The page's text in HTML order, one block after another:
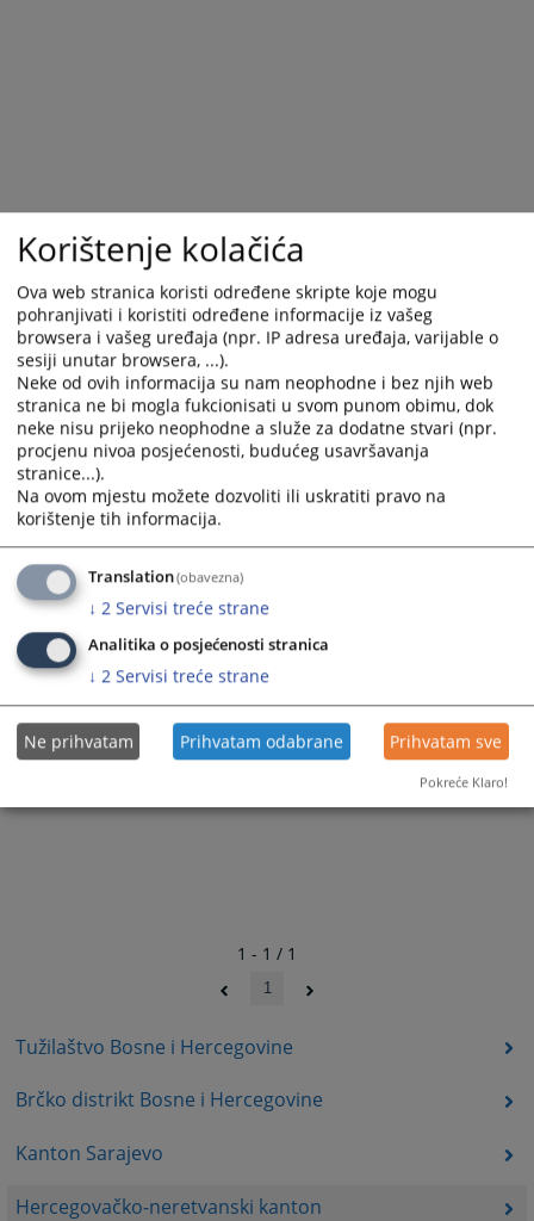
Tužilaštvo Bosne i Hercegovine
Brčko distrikt Bosne i Hercegovine
Kanton Sarajevo
Hercegovačko-neretvanski kanton
1 - 1 / 1
1
Korištenje kolačića
Ova web stranica koristi određene skripte koje mogu
pohranjivati i koristiti određene informacije iz vašeg
browsera i vašeg uređaja (npr. IP adresa uređaja, varijable o
sesiji unutar browsera, ...).
Neke od ovih informacija su nam neophodne i bez njih web
stranica ne bi mogla fukcionisati u svom punom obimu, dok
neke nisu prijeko neophodne a služe za dodatne stvari (npr.
procjenu nivoa posjećenosti, budućeg usavršavanja
stranice...).
Na ovom mjestu možete dozvoliti ili uskratiti pravo na
korištenje tih informacija.
Translation(obavezna)
↓ 2 Servisi treće strane
Analitika o posjećenosti stranica
↓ 2 Servisi treće strane
Ne prihvatam Prihvatam odabrane Prihvatam sve
Pokreće Klaro!